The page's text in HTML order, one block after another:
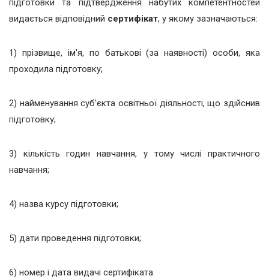
підготовки та підтвердження набутих компетентностей
видається відповідний сертифікат, у якому зазначаються:
1) прізвище, ім'я, по батькові (за наявності) особи, яка
проходила підготовку;
2) найменування суб'єкта освітньої діяльності, що здійснив
підготовку;
3) кількість годин навчання, у тому числі практичного
навчання;
4) назва курсу підготовки;
5) дати проведення підготовки;
6) номер і дата видачі сертифіката.